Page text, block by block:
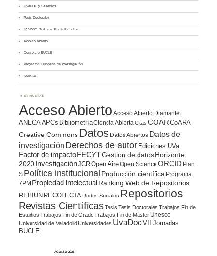
UVaDOC y Sexenios
Tesis Doctorales
UVaDOC: Trabajos Fin de Estudios
Acceso Abierto
Consorcio BUCLE
Proyectos Europeos de Investigación
Noticias
ETIQUETAS
Acceso Abierto Acceso Abierto Diamante
ANECA APCs BibliometríaCiencia Abierta Citas COAR CoARA
Creative Commons Datos Datos Abiertos Datos de
investigación Derechos de autor Ediciones UVa
Factor de impactoFECYTGestion de datosHorizonte
2020InvestigaciónJCROpen AireOpen Science ORCID Plan
S Política institucional Producción científica Programa
7PM Propiedad intelectualRanking Web de Repositorios
REBIUN RECOLECTA Redes Sociales Repositorios
Revistas CientíficasTesis Tesis Doctorales Trabajos Fin de
Estudios Trabajos Fin de GradoTrabajos Fin de Máster Unesco
Universidad de ValladolidUniversidades UvaDoc VII Jornadas
BUCLE
AGOSTO 2026